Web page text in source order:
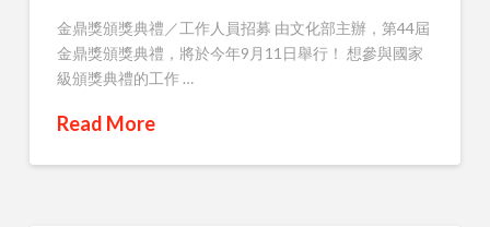
金鼎獎頒獎典禮／工作人員招募 由文化部主辦，第44屆
金鼎獎頒獎典禮，將於今年9月11日舉行！ 想參與國家
級頒獎典禮的工作 …
Read More